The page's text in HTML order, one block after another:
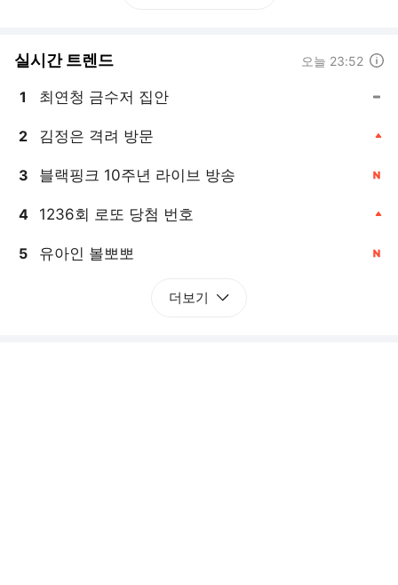
실시간 트렌드 오늘 23:52
1 최연청 금수저 집안
2 김정은 격려 방문
3 블랙핑크 10주년 라이브 방송
4 1236회 로또 당첨 번호
5 유아인 볼뽀뽀
더보기